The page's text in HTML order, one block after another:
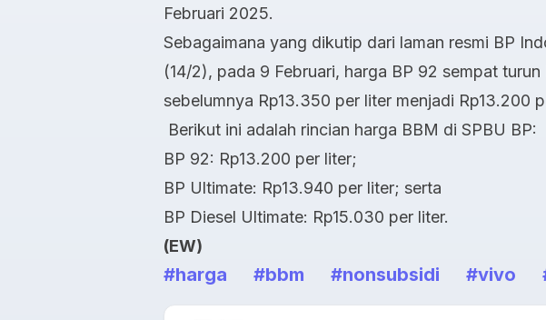
Februari 2025.
Sebagaimana yang dikutip dari laman resmi BP
(14/2), pada 9 Februari, harga BP 92 sempat
sebelumnya Rp13.350 per liter menjadi Rp13.200
Berikut ini adalah rincian harga BBM di SPBU BP:
BP 92: Rp13.200 per liter;
BP Ultimate: Rp13.940 per liter; serta
BP Diesel Ultimate: Rp15.030 per liter.
(EW)
#harga #bbm #nonsubsidi #vivo